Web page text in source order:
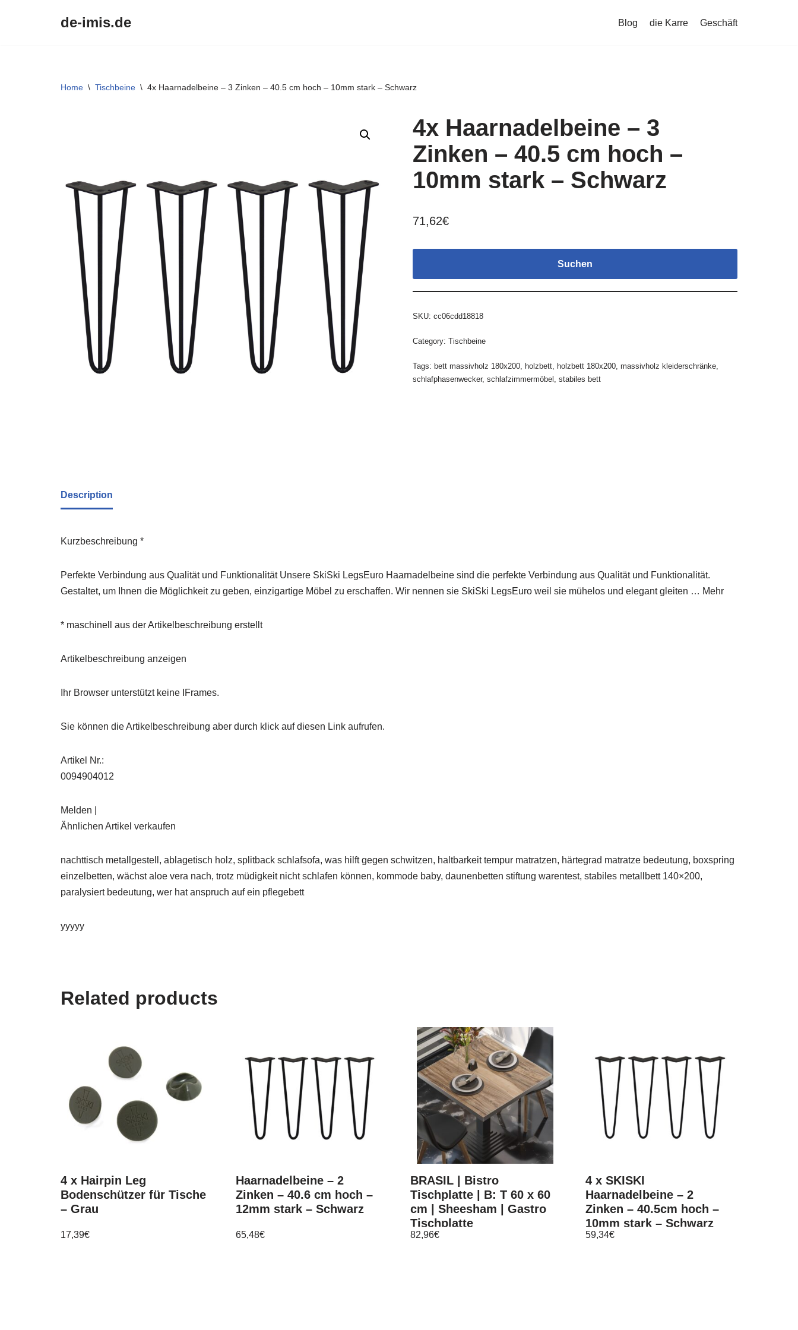
de-imis.de Blog die Karre Geschäft
Home \ Tischbeine \ 4x Haarnadelbeine – 3 Zinken – 40.5 cm hoch – 10mm stark – Schwarz
4x Haarnadelbeine – 3
Zinken – 40.5 cm hoch –
10mm stark – Schwarz
71,62€
Suchen
SKU: cc06cdd18818
Category: Tischbeine
Tags: bett massivholz 180x200, holzbett, holzbett 180x200, massivholz kleiderschränke,
schlafphasenwecker, schlafzimmermöbel , stabiles bett
Description
Kurzbeschreibung *
Perfekte Verbindung aus Qualität und Funktionalität Unsere SkiSki LegsEuro Haarnadelbeine sind die perfekte Verbindung aus Qualität und Funktionalität.
Gestaltet, um Ihnen die Möglichkeit zu geben, einzigartige Möbel zu erschaffen. Wir nennen sie SkiSki LegsEuro weil sie mühelos und elegant gleiten … Mehr
* maschinell aus der Artikelbeschreibung erstellt
Artikelbeschreibung anzeigen
Ihr Browser unterstützt keine IFrames.
Sie können die Artikelbeschreibung aber durch klick auf diesen Link aufrufen.
Artikel Nr.:
0094904012
Melden |
Ähnlichen Artikel verkaufen
nachttisch metallgestell, ablagetisch holz, splitback schlafsofa, was hilft gegen schwitzen, haltbarkeit tempur matratzen, härtegrad matratze bedeutung, boxspring
einzelbetten, wächst aloe vera nach, trotz müdigkeit nicht schlafen können, kommode baby, daunenbetten stiftung warentest, stabiles metallbett 140×200,
paralysiert bedeutung, wer hat anspruch auf ein pflegebett
yyyyy
Related products
4 x Hairpin Leg
Bodenschützer für Tische
– Grau
17,39€
Haarnadelbeine – 2
Zinken – 40.6 cm hoch –
12mm stark – Schwarz
65,48€
BRASIL | Bistro
Tischplatte | B: T 60 x 60
cm | Sheesham | Gastro
Tischplatte
82,96€
4 x SKISKI
Haarnadelbeine – 2
Zinken – 40.5cm hoch –
10mm stark – Schwarz
59,34€